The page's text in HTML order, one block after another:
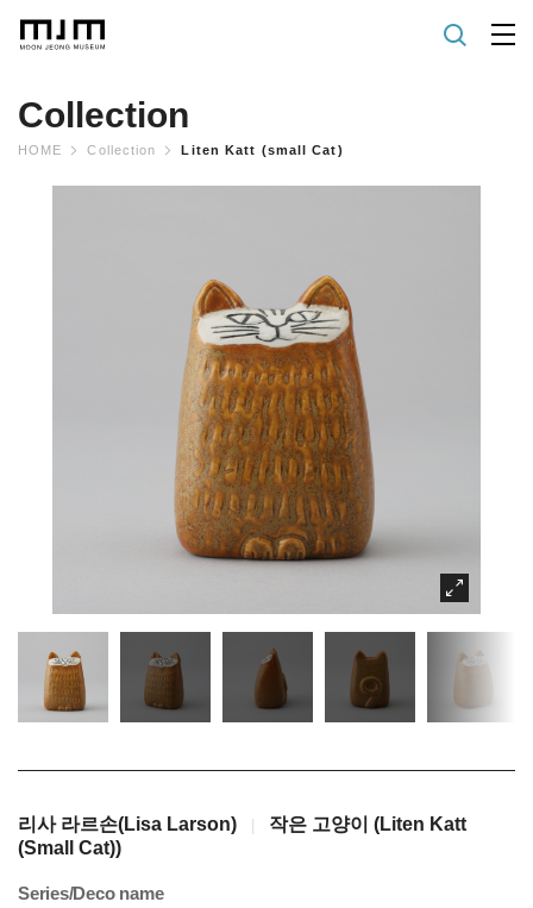
Collection
HOME Collection Liten Katt (small Cat)
리사 라르손(Lisa Larson)
작은 고양이 (Liten Katt
(Small Cat))
Series/Deco name